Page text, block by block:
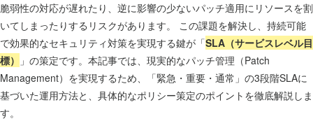
脆弱性の対応が遅れたり、逆に影響の少ないパッチ適用にリソースを割
いてしまったりするリスクがあります。 この課題を解決し、持続可能
で効果的なセキュリティ対策を実現する鍵が「SLA（サービスレベル目
標）
」の策定です。本記事では、現実的なパッチ管理（Patch
Management）を実現するため、「緊急・重要・通常」の3段階SLAに
基づいた運用方法と、具体的なポリシー策定のポイントを徹底解説しま
す。